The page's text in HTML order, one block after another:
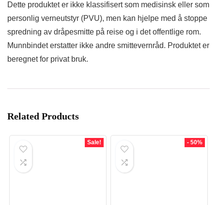
Dette produktet er ikke klassifisert som medisinsk eller som
personlig verneutstyr (PVU), men kan hjelpe med å stoppe
spredning av dråpesmitte på reise og i det offentlige rom.
Munnbindet erstatter ikke andre smittevernråd. Produktet er
beregnet for privat bruk.
Related Products
Sale! - 50%